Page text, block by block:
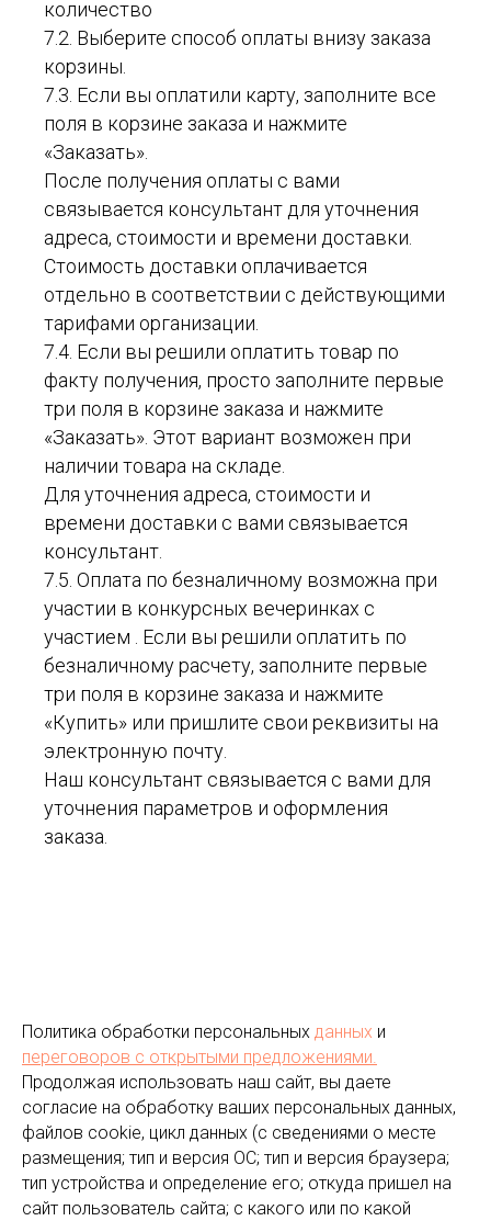
количество
7.2. Выберите способ оплаты внизу заказа
корзины.
7.3. Если вы оплатили карту, заполните все
поля в корзине заказа и нажмите
«Заказать».
После получения оплаты с вами
связывается консультант для уточнения
адреса, стоимости и времени доставки.
Стоимость доставки оплачивается
отдельно в соответствии с действующими
тарифами организации.
7.4. Если вы решили оплатить товар по
факту получения, просто заполните первые
три поля в корзине заказа и нажмите
«Заказать». Этот вариант возможен при
наличии товара на складе.
Для уточнения адреса, стоимости и
времени доставки с вами связывается
консультант.
7.5. Оплата по безналичному возможна при
участии в конкурсных вечеринках с
участием . Если вы решили оплатить по
безналичному расчету, заполните первые
три поля в корзине заказа и нажмите
«Купить» или пришлите свои реквизиты на
электронную почту.
Наш консультант связывается с вами для
уточнения параметров и оформления
заказа.
Политика обработки персональных данных и
переговоров с открытыми предложениями.
Продолжая использовать наш сайт, вы даете
согласие на обработку ваших персональных данных,
файлов cookie, цикл данных (с сведениями о месте
размещения; тип и версия ОС; тип и версия браузера;
тип устройства и определение его; откуда пришел на
сайт пользователь сайта; с какого или по какой